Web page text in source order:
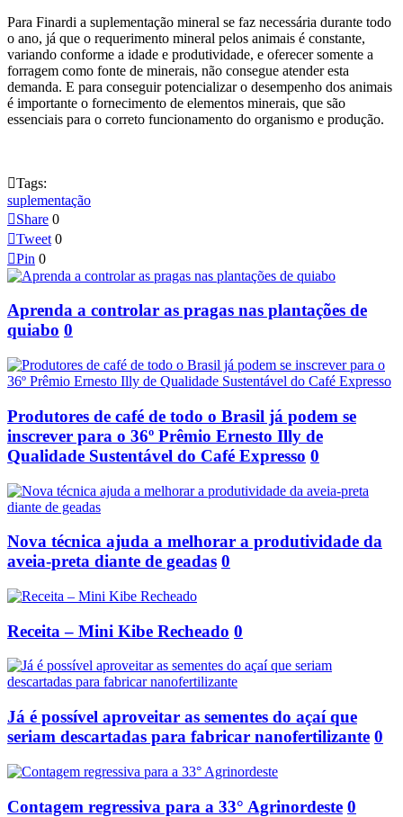
Para Finardi a suplementação mineral se faz necessária durante todo
o ano, já que o requerimento mineral pelos animais é constante,
variando conforme a idade e produtividade, e oferecer somente a
forragem como fonte de minerais, não consegue atender esta
demanda. E para conseguir potencializar o desempenho dos animais
é importante o fornecimento de elementos minerais, que são
essenciais para o correto funcionamento do organismo e produção.
Tags:
suplementação
Share 0
Tweet 0
Pin 0
Aprenda a controlar as pragas nas plantações de
quiabo 0
Produtores de café de todo o Brasil já podem se
inscrever para o 36º Prêmio Ernesto Illy de
Qualidade Sustentável do Café Expresso 0
Nova técnica ajuda a melhorar a produtividade da
aveia-preta diante de geadas 0
Receita – Mini Kibe Recheado 0
Já é possível aproveitar as sementes do açaí que
seriam descartadas para fabricar nanofertilizante 0
Contagem regressiva para a 33° Agrinordeste 0